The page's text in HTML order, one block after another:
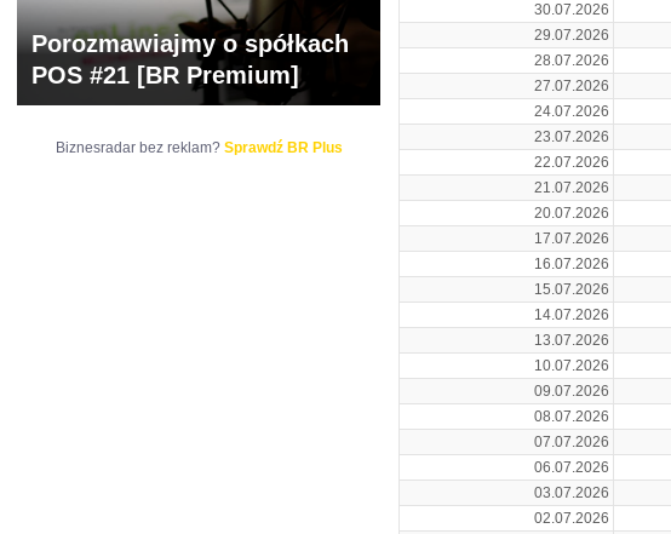
30.07.2026
29.07.2026
28.07.2026
27.07.2026
24.07.2026
23.07.2026
22.07.2026
21.07.2026
20.07.2026
17.07.2026
16.07.2026
15.07.2026
14.07.2026
13.07.2026
10.07.2026
09.07.2026
08.07.2026
07.07.2026
06.07.2026
03.07.2026
02.07.2026
Porozmawiajmy o spółkach
POS #21 [BR Premium]
Biznesradar bez reklam? Sprawdź BR Plus